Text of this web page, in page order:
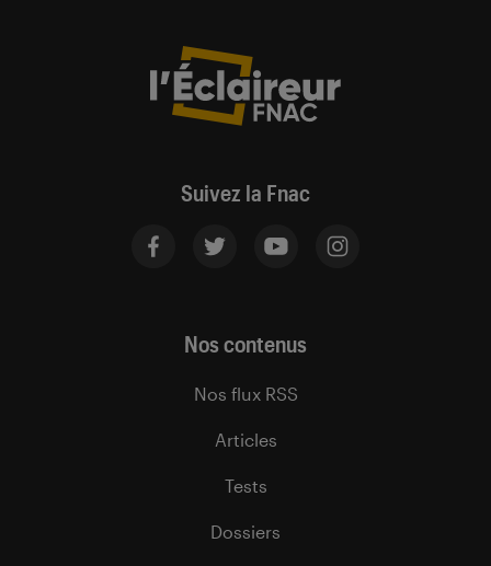
Suivez la Fnac
Nos contenus
Nos flux RSS
Articles
Tests
Dossiers